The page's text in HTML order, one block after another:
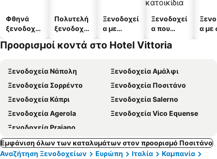
Φθηνά
ξενοδοχεί
Πολυτελή
ξενοδοχεί
Ξενοδοχεί
α με
Ξενοδοχεί
α που
κατοικίδι
α με
Προορισμοί κοντά στο Hotel Vittoria
Ξενοδοχεία Νάπολη
Ξενοδοχεία Αμάλφι
Ξενοδοχεία Σορρέντο
Ξενοδοχεία Ποσιτάνο
Ξενοδοχεία Κάπρι
Ξενοδοχεία Salerno
Ξενοδοχεία Agerola
Ξενοδοχεία Vico Equense
Ξενοδοχεία Praiano
Εμφάνιση όλων των καταλυμάτων στον προορισμό Ποσιτάνο
Αναζήτηση Ξενοδοχείων
Ευρώπη Ιταλία
Καμπανία